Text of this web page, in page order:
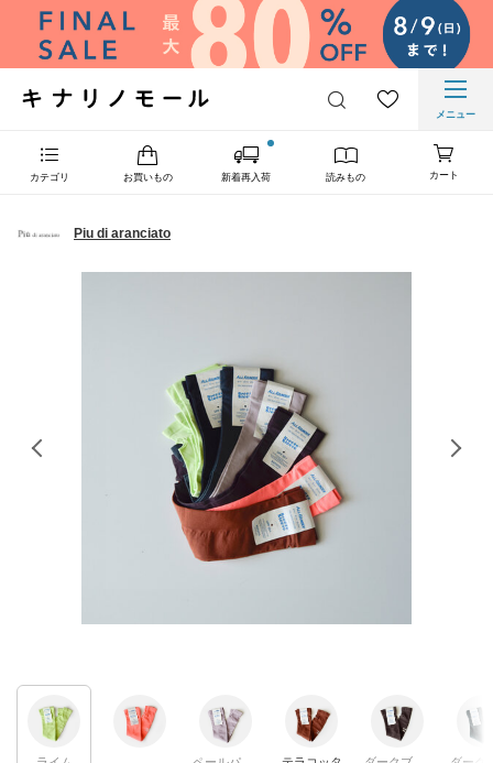
メニュー
カテゴリ お買いもの 新着再入荷 読みもの カート
Piu di aranciato